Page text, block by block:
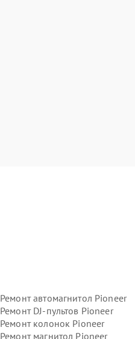
Ремонт автомагнитол Pioneer
Ремонт DJ-пультов Pioneer
Ремонт колонок Pioneer
Ремонт магнитол Pioneer